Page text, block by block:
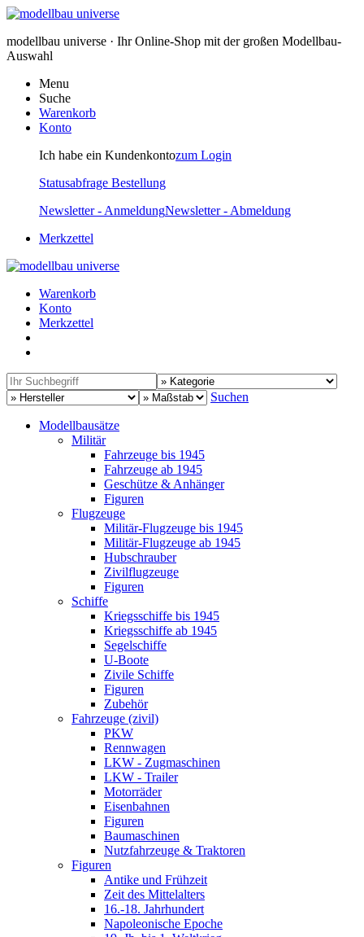
modellbau universe · Ihr Online-Shop mit der großen Modellbau-
Auswahl
Menu
Suche
Warenkorb
Konto
Ich habe ein Kundenkontozum Login
Statusabfrage Bestellung
Newsletter - AnmeldungNewsletter - Abmeldung
Merkzettel
Warenkorb
Konto
Merkzettel
Suchen
Modellbausätze
Militär
Fahrzeuge bis 1945
Fahrzeuge ab 1945
Geschütze & Anhänger
Figuren
Flugzeuge
Militär-Flugzeuge bis 1945
Militär-Flugzeuge ab 1945
Hubschrauber
Zivilflugzeuge
Figuren
Schiffe
Kriegsschiffe bis 1945
Kriegsschiffe ab 1945
Segelschiffe
U-Boote
Zivile Schiffe
Figuren
Zubehör
Fahrzeuge (zivil)
PKW
Rennwagen
LKW - Zugmaschinen
LKW - Trailer
Motorräder
Eisenbahnen
Figuren
Baumaschinen
Nutzfahrzeuge & Traktoren
Figuren
Antike und Frühzeit
Zeit des Mittelalters
16.-18. Jahrhundert
Napoleonische Epoche